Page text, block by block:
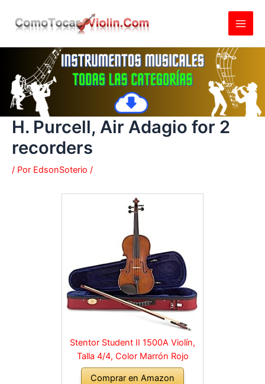
H. Purcell, Air Adagio for 2
recorders
/ Por EdsonSoterio /
Stentor Student II 1500A Violín,
Talla 4/4, Color Marrón Rojo
Comprar en Amazon